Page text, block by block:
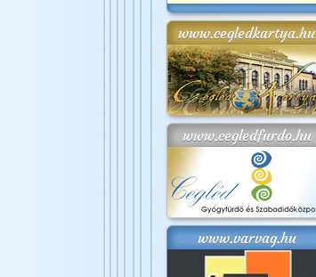
www.cegledkartya.hu
www.cegledfurdo.hu
www.varvag.hu